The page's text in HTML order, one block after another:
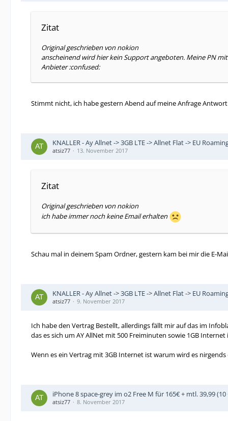
Zitat
Original geschrieben von nokion
anscheinend wird hier kein Support angeboten. Meine PN
Anbieter :confused:
Stimmt nicht, ich habe gestern Abend auf meine Anfrage
KNALLER - Ay Allnet -> 3GB LTE -> Allnet Flat -> EU
atsiz77 13. November 2017
Zitat
Original geschrieben von nokion
ich habe immer noch keine Email erhalten
Schau mal in deinem Spam Ordner, gestern kam bei mir die E-
KNALLER - Ay Allnet -> 3GB LTE -> Allnet Flat -> EU
atsiz77 9. November 2017
Ich habe den Vertrag Bestellt, allerdings fällt mir auf das im
das es sich um AY AllNet mit 500 Freiminuten sowie 1GB
Wenn es ein Vertrag mit 3GB Internet ist warum wird es
iPhone 8 space-grey im o2 Free M für 165€ + mtl. 39,99 (10
atsiz77 8. November 2017